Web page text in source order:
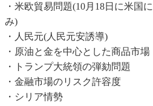
・米欧貿易問題(10月18日に米国
み)
・人民元(人民元安誘導)
・原油と金を中心とした商品市場
・トランプ大統領の弾劾問題
・金融市場のリスク許容度
・シリア情勢